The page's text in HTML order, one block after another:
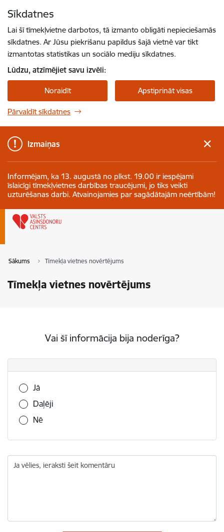
Sīkdatnes
Lai šī tīmekļvietne darbotos, tā izmanto obligāti nepieciešamās
sīkdatnes. Ar Jūsu piekrišanu papildus šajā vietnē var tikt
izmantotas statistikas un sociālo mediju sīkdatnes.
Lūdzu, atzīmējiet savu izvēli:
Noraidīt Apstiprināt visas
Pārvaldīt sīkdatnes
Izmaiņas
Informējam, ka 13. augustā no plkst. 19.00 ir iespējami
īslaicīgi tīmekļvietnes darbības traucējumi, jo tiks veikti
uzturēšanas darbi. Atvainojamies par sagādātajām neērtībām!
Sākums Tīmekļa vietnes novērtējums
Tīmekļa vietnes novērtējums
Vai šī informācija bija noderīga?
Vai šī informācija bija noderīga?
Jā
Daļēji
Nē
Ja vēlies, ieraksti šeit komentāru